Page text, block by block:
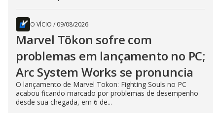
O VÍCIO / 09/08/2026
Marvel Tōkon sofre com
problemas em lançamento no PC;
Arc System Works se pronuncia
O lançamento de Marvel Tokon: Fighting Souls no PC
acabou ficando marcado por problemas de desempenho
desde sua chegada, em 6 de...